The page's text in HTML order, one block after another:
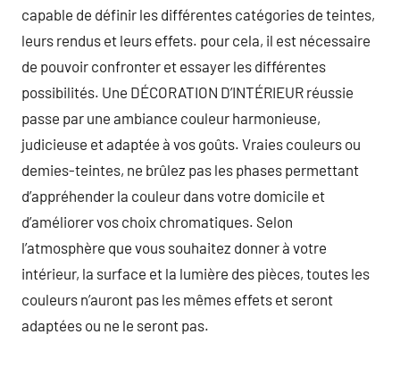
capable de définir les différentes catégories de teintes,
leurs rendus et leurs effets. pour cela, il est nécessaire
de pouvoir confronter et essayer les différentes
possibilités. Une DÉCORATION D’INTÉRIEUR réussie
passe par une ambiance couleur harmonieuse,
judicieuse et adaptée à vos goûts. Vraies couleurs ou
demies-teintes, ne brûlez pas les phases permettant
d’appréhender la couleur dans votre domicile et
d’améliorer vos choix chromatiques. Selon
l’atmosphère que vous souhaitez donner à votre
intérieur, la surface et la lumière des pièces, toutes les
couleurs n’auront pas les mêmes effets et seront
adaptées ou ne le seront pas.